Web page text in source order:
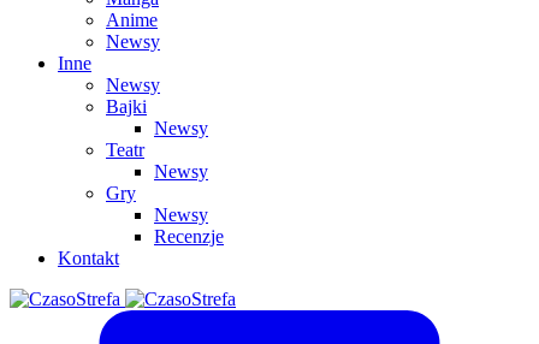
Anime
Newsy
Inne
Newsy
Bajki
Newsy
Teatr
Newsy
Gry
Newsy
Recenzje
Kontakt